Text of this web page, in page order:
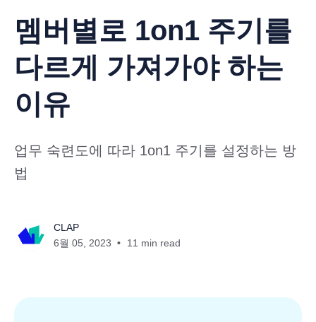
멤버별로 1on1 주기를
다르게 가져가야 하는
이유
업무 숙련도에 따라 1on1 주기를 설정하는 방
법
CLAP
6월 05, 2023
11 min read